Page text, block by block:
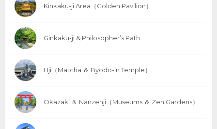
Kinkaku-ji Area（Golden Pavilion）
Ginkaku-ji & Philosopher’s Path
Uji（Matcha ＆ Byodo-in Temple）
Okazaki ＆ Nanzenji（Museums ＆ Zen Gardens）